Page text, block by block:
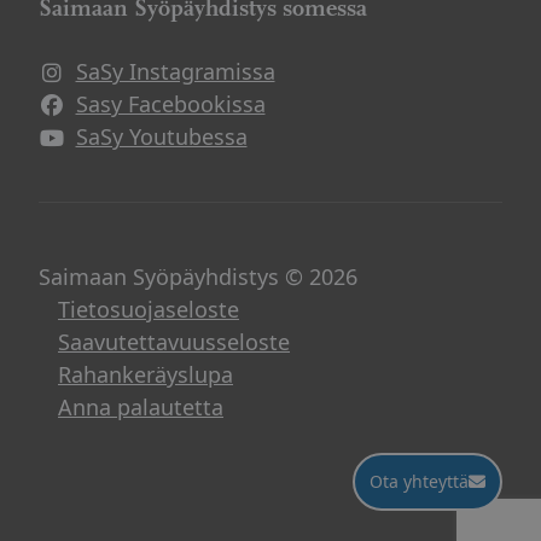
Saimaan Syöpäyhdistys somessa
SaSy Instagramissa
Avautuu uuteen ikkunaan
Sasy Facebookissa
Avautuu uuteen ikkunaan
SaSy Youtubessa
Avautuu uuteen ikkunaan
Saimaan Syöpäyhdistys © 2026
Tietosuojaseloste
Saavutettavuusseloste
Rahankeräyslupa
Anna palautetta
Ota yhteyttä
Ota yhteyttä